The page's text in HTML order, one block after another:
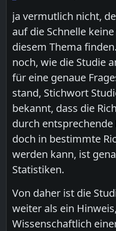
ja vermutlich nicht,
auf die Schnelle
diesem Thema
noch, wie die Studie
für eine genaue
stand, Stichwort
bekannt, dass die
durch
doch in bestimmte
werden kann, ist
Statistiken.
Von daher ist die
weiter als ein
Wissenschaftlich